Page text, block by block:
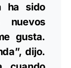
ha sido
gusta.
dijo.